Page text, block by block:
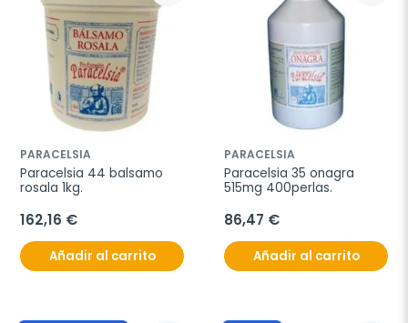
PARACELSIA
Paracelsia 44 balsamo
rosala 1kg.
162,16 €
Añadir al carrito
PARACELSIA
Paracelsia 35 onagra
515mg 400perlas.
86,47 €
Añadir al carrito